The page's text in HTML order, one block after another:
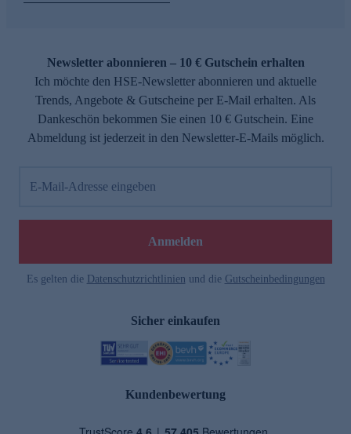
Newsletter abonnieren – 10 € Gutschein erhalten
Ich möchte den HSE-Newsletter abonnieren und aktuelle
Trends, Angebote & Gutscheine per E-Mail erhalten. Als
Dankeschön bekommen Sie einen 10 € Gutschein. Eine
Abmeldung ist jederzeit in den Newsletter-E-Mails möglich.
E-Mail-Adresse eingeben
Anmelden
Es gelten die Datenschutzrichtlinien und die Gutscheinbedingungen
Sicher einkaufen
Kundenbewertung